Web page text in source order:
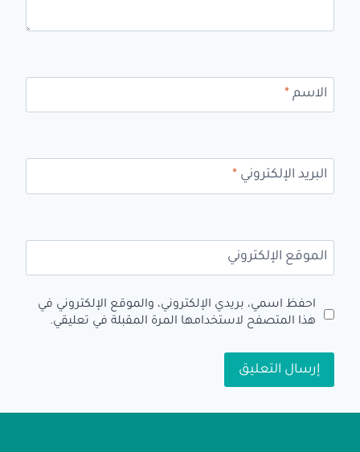
الاسم *
البريد الإلكتروني *
الموقع الإلكتروني
احفظ اسمي، بريدي الإلكتروني، والموقع الإلكتروني في
هذا المتصفح لاستخدامها المرة المقبلة في تعليقي.